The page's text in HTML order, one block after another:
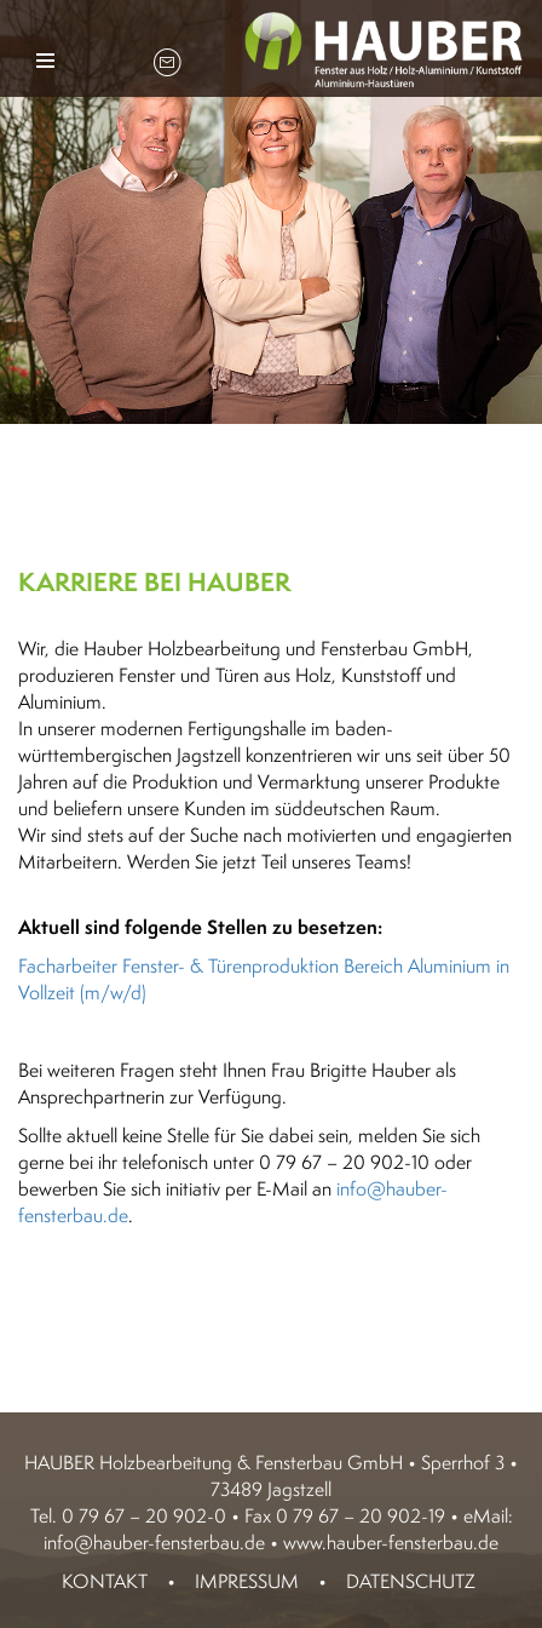
KARRIERE BEI HAUBER
Wir, die Hauber Holzbearbeitung und Fensterbau GmbH,
produzieren Fenster und Türen aus Holz, Kunststoff und
Aluminium.
In unserer modernen Fertigungshalle im baden-
württembergischen Jagstzell konzentrieren wir uns seit über 50
Jahren auf die Produktion und Vermarktung unserer Produkte
und beliefern unsere Kunden im süddeutschen Raum.
Wir sind stets auf der Suche nach motivierten und engagierten
Mitarbeitern. Werden Sie jetzt Teil unseres Teams!
Aktuell sind folgende Stellen zu besetzen:
Facharbeiter Fenster- & Türenproduktion Bereich Aluminium in
Vollzeit (m/w/d)
Bei weiteren Fragen steht Ihnen Frau Brigitte Hauber als
Ansprechpartnerin zur Verfügung.
Sollte aktuell keine Stelle für Sie dabei sein, melden Sie sich
gerne bei ihr telefonisch unter 0 79 67 – 20 902-10 oder
bewerben Sie sich initiativ per E-Mail an info@hauber-
fensterbau.de.
HAUBER Holzbearbeitung & Fensterbau GmbH • Sperrhof 3 •
73489 Jagstzell
Tel. 0 79 67 – 20 902-0 • Fax 0 79 67 – 20 902-19 • eMail:
info@hauber-fensterbau.de • www.hauber-fensterbau.de
KONTAKT • IMPRESSUM • DATENSCHUTZ